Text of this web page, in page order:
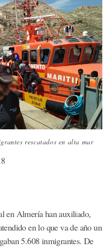
rescatados en alta mar
en Almería han auxiliado,
en lo que va de año un
5.608 inmigrantes. De